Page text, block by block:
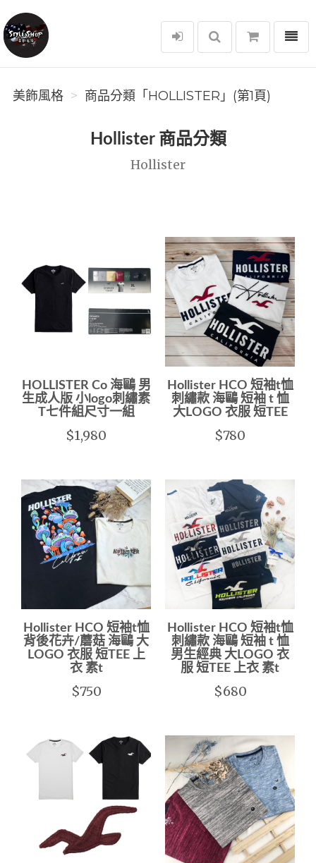
美飾風格
選單
美飾風格 商品分類「HOLLISTER」(第1頁)
Hollister 商品分類
Hollister
HOLLISTER Co 海鷗 男
生成人版 小logo刺繡素
T七件組尺寸一組
$1,980
Hollister HCO 短袖t恤
刺繡款 海鷗 短袖 t 恤
大LOGO 衣服 短TEE
$780
Hollister HCO 短袖t恤
背後花卉/蘑菇 海鷗 大
LOGO 衣服 短TEE 上
衣 素t
$750
Hollister HCO 短袖t恤
刺繡款 海鷗 短袖 t 恤
男生經典 大LOGO 衣
服 短TEE 上衣 素t
$680